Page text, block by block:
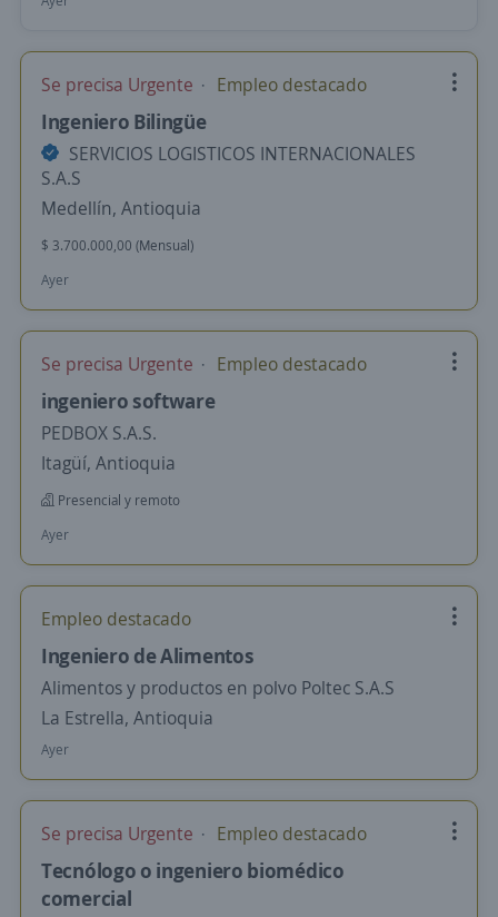
Se precisa Urgente Empleo destacado
Ingeniero Bilingüe
SERVICIOS LOGISTICOS INTERNACIONALES
S.A.S
Medellín, Antioquia
$ 3.700.000,00 (Mensual)
Ayer
Se precisa Urgente Empleo destacado
ingeniero software
PEDBOX S.A.S.
Itagüí, Antioquia
Presencial y remoto
Ayer
Empleo destacado
Ingeniero de Alimentos
Alimentos y productos en polvo Poltec S.A.S
La Estrella, Antioquia
Ayer
Se precisa Urgente Empleo destacado
Tecnólogo o ingeniero biomédico
comercial